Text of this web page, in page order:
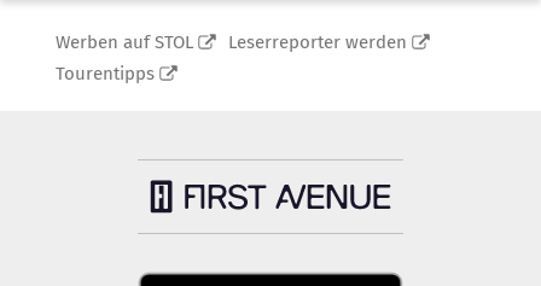
Werben auf STOL
Leserreporter werden
Tourentipps